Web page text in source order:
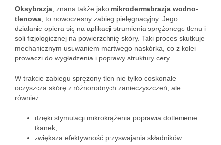
Oksybrazja , znana także jako mikrodermabrazja wodno-
tlenowa , to nowoczesny zabieg pielęgnacyjny. Jego
działanie opiera się na aplikacji strumienia sprężonego tlenu i
soli fizjologicznej na powierzchnię skóry. Taki proces skutkuje
mechanicznym usuwaniem martwego naskórka, co z kolei
prowadzi do wygładzenia i poprawy struktury cery.
W trakcie zabiegu sprężony tlen nie tylko doskonale
oczyszcza skórę z różnorodnych zanieczyszczeń, ale
również:
dzięki stymulacji mikrokrążenia poprawia dotlenienie
tkanek,
zwiększa efektywność przyswajania składników